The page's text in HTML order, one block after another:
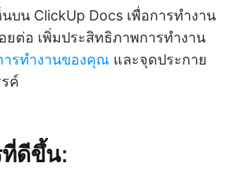
บน ClickUp Docs เพื่อการทำงาน
ยต่อ เพิ่มประสิทธิภาพการทำงาน
รทำงานของคุณ และจุดประกาย
ค์
ที่ดีขึ้น: